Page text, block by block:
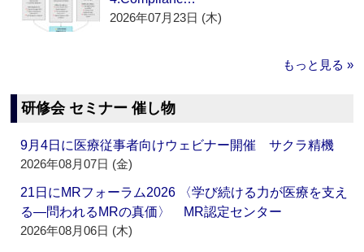
2026年07月23日 (木)
もっと見る »
研修会 セミナー 催し物
9月4日に医療従事者向けウェビナー開催 サクラ精機
2026年08月07日 (金)
21日にMRフォーラム2026 〈学び続ける力が医療を支え
る―問われるMRの真価〉 MR認定センター
2026年08月06日 (木)